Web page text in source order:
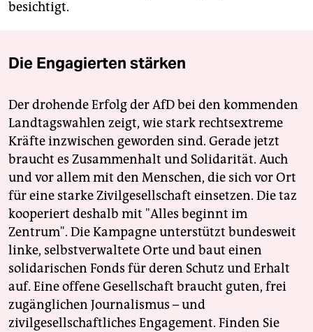
besichtigt.
Die Engagierten stärken
Der drohende Erfolg der AfD bei den kommenden
Landtagswahlen zeigt, wie stark rechtsextreme
Kräfte inzwischen geworden sind. Gerade jetzt
braucht es Zusammenhalt und Solidarität. Auch
und vor allem mit den Menschen, die sich vor Ort
für eine starke Zivilgesellschaft einsetzen. Die taz
kooperiert deshalb mit "Alles beginnt im
Zentrum". Die Kampagne unterstützt bundesweit
linke, selbstverwaltete Orte und baut einen
solidarischen Fonds für deren Schutz und Erhalt
auf. Eine offene Gesellschaft braucht guten, frei
zugänglichen Journalismus – und
zivilgesellschaftliches Engagement. Finden Sie